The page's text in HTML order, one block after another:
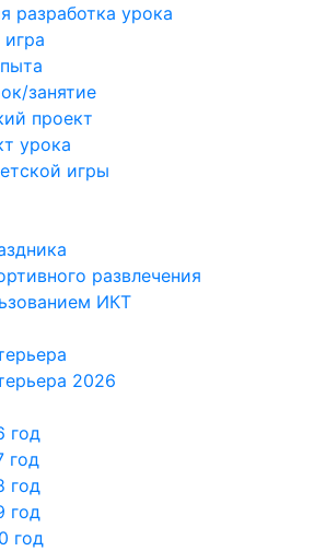
разработка урока
занятие
проект
урока
игры
развлечения
ИКТ
2026
год
год
год
год
год